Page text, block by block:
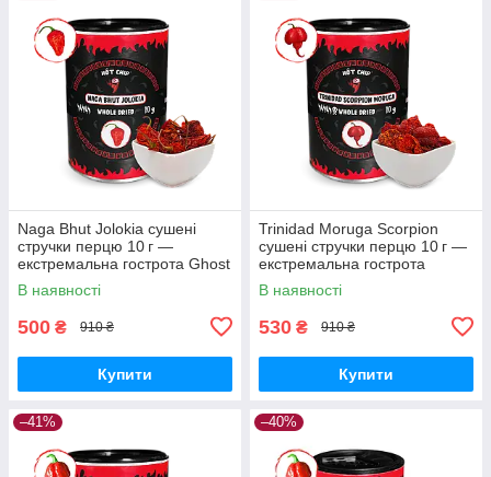
Naga Bhut Jolokia сушені
стручки перцю 10 г —
екстремальна гострота Ghost
Pepper
В наявності
500 ₴ 910 ₴
Купити
Trinidad Moruga Scorpion
сушені стручки перцю 10 г —
екстремальна гострота
В наявності
530 ₴ 910 ₴
Купити
–41% –40%